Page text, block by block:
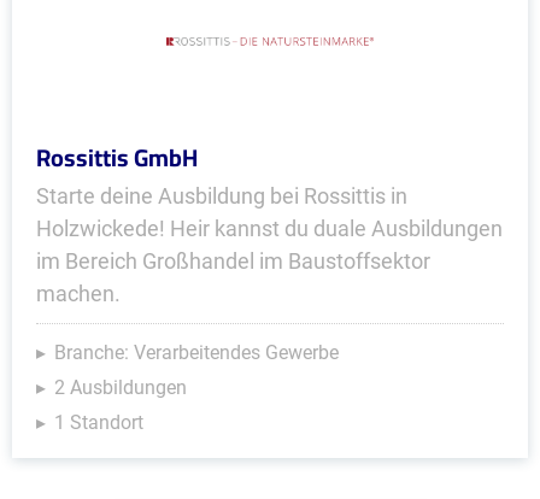
Rossittis GmbH
Starte deine Ausbildung bei Rossittis in
Holzwickede! Heir kannst du duale Ausbildungen
im Bereich Großhandel im Baustoffsektor
machen.
Branche: Verarbeitendes Gewerbe
2 Ausbildungen
1 Standort